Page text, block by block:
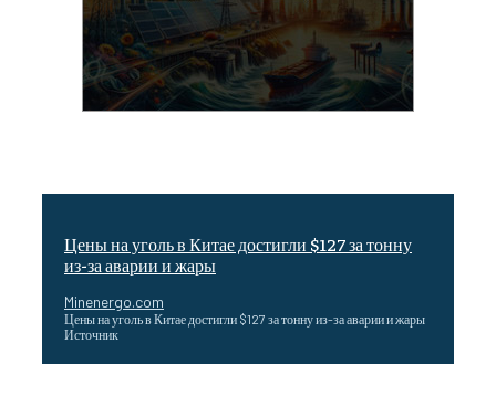
Цены на уголь в Китае достигли $127 за тонну
из-за аварии и жары
Minenergo.com
Цены на уголь в Китае достигли $127 за тонну из-за аварии и жары
Источник